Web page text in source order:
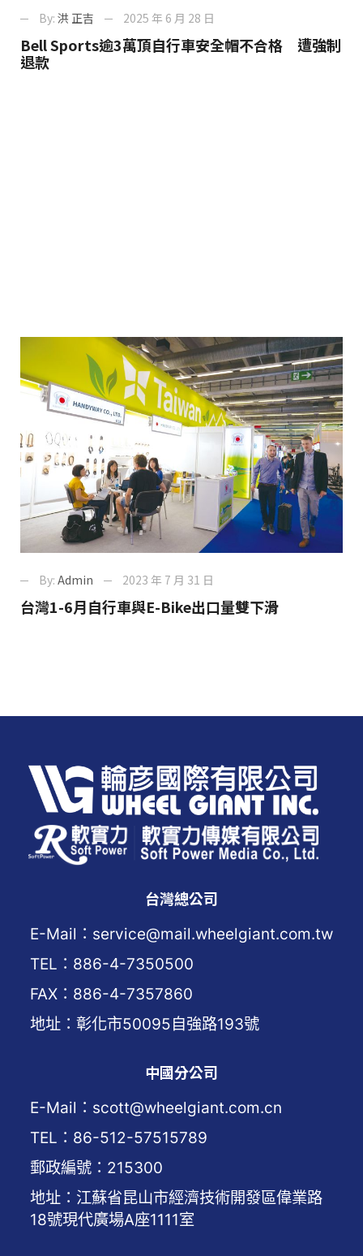
By: 洪 正吉 2025 年 6 月 28 日
Bell Sports逾3萬頂自行車安全帽不合格 遭強制
退款
By: Admin 2023 年 7 月 31 日
台灣1-6月自行車與E-Bike出口量雙下滑
台灣總公司
E-Mail：service@mail.wheelgiant.com.tw
TEL：886-4-7350500
FAX：886-4-7357860
地址：彰化市50095自強路193號
中國分公司
E-Mail：scott@wheelgiant.com.cn
TEL：86-512-57515789
郵政編號：215300
地址：江蘇省昆山市經濟技術開發區偉業路
18號現代廣場A座1111室